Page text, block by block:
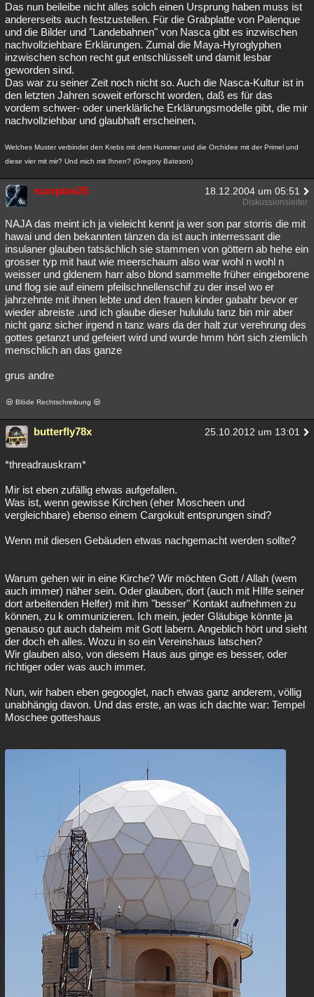
Das nun beileibe nicht alles solch einen Ursprung haben muss ist
andererseits auch festzustellen. Für die Grabplatte von Palenque
und die Bilder und "Landebahnen" von Nasca gibt es inzwischen
nachvollziehbare Erklärungen. Zumal die Maya-Hyroglyphen
inzwischen schon recht gut entschlüsselt und damit lesbar
geworden sind.
Das war zu seiner Zeit noch nicht so. Auch die Nasca-Kultur ist in
den letzten Jahren soweit erforscht worden, daß es für das
vordem schwer- oder unerklärliche Erklärungsmodelle gibt, die mir
nachvollziehbar und glaubhaft erscheinen.
Welches Muster verbindet den Krebs mit dem Hummer und die Orchidee mit der Primel und
diese vier mit mir? Und mich mit Ihnen? (Gregory Bateson)
scorpion25 18.12.2004 um 05:51
Diskussionsleiter
NAJA das meint ich ja vieleicht kennt ja wer son par storris die mit
hawai und den bekannten tänzen da ist auch interressant die
insulaner glauben tatsächlich sie stammen von göttern ab hehe ein
grosser typ mit haut wie meerschaum also war wohl n wohl n
weisser und gldenem harr also blond sammelte früher eingeborene
und flog sie auf einem pfeilschnellenschif zu der insel wo er
jahrzehnte mit ihnen lebte und den frauen kinder gabahr bevor er
wieder abreiste .und ich glaube dieser hulululu tanz bin mir aber
nicht ganz sicher irgend n tanz wars da der halt zur verehrung des
gottes getanzt und gefeiert wird und wurde hmm hört sich ziemlich
menschlich an das ganze
grus andre
Blöde Rechtschreibung
butterfly78x 25.10.2012 um 13:01
*threadrauskram*
Mir ist eben zufällig etwas aufgefallen.
Was ist, wenn gewisse Kirchen (eher Moscheen und
vergleichbare) ebenso einem Cargokult entsprungen sind?
Wenn mit diesen Gebäuden etwas nachgemacht werden sollte?
Warum gehen wir in eine Kirche? Wir möchten Gott / Allah (wem
auch immer) näher sein. Oder glauben, dort (auch mit HIlfe seiner
dort arbeitenden Helfer) mit ihm "besser" Kontakt aufnehmen zu
können, zu k ommunizieren. Ich mein, jeder Gläubige könnte ja
genauso gut auch daheim mit Gott labern. Angeblich hört und sieht
der doch eh alles. Wozu in so ein Vereinshaus latschen?
Wir glauben also, von diesem Haus aus ginge es besser, oder
richtiger oder was auch immer.
Nun, wir haben eben gegooglet, nach etwas ganz anderem, völlig
unabhängig davon. Und das erste, an was ich dachte war: Tempel
Moschee gotteshaus